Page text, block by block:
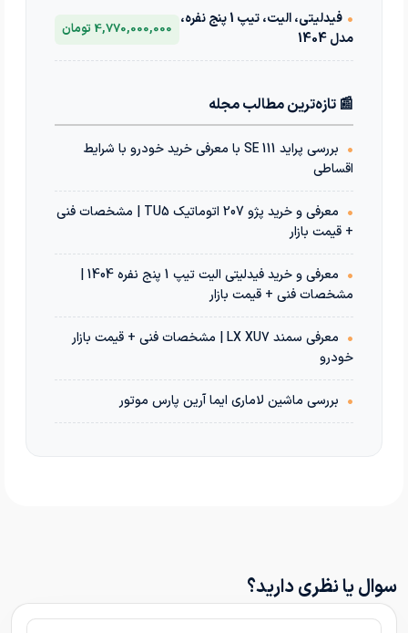
•
فیدلیتی، الیت، تیپ 1 پنج نفره،
مدل 1404
4,770,000,000 تومان
📰 تازه‌ترین مطالب مجله
•
بررسی پراید 111 SE با معرفی خرید خودرو با شرایط
اقساطی
•
معرفی و خرید پژو 207 اتوماتیک TU5 | مشخصات فنی
+ قیمت بازار
•
معرفی و خرید فیدلیتی الیت تیپ 1 پنج نفره 1404 |
مشخصات فنی + قیمت بازار
•
معرفی سمند LX XU7 | مشخصات فنی + قیمت بازار
خودرو
• بررسی ماشین لاماری ایما آرین پارس موتور
سوال یا نظری دارید؟